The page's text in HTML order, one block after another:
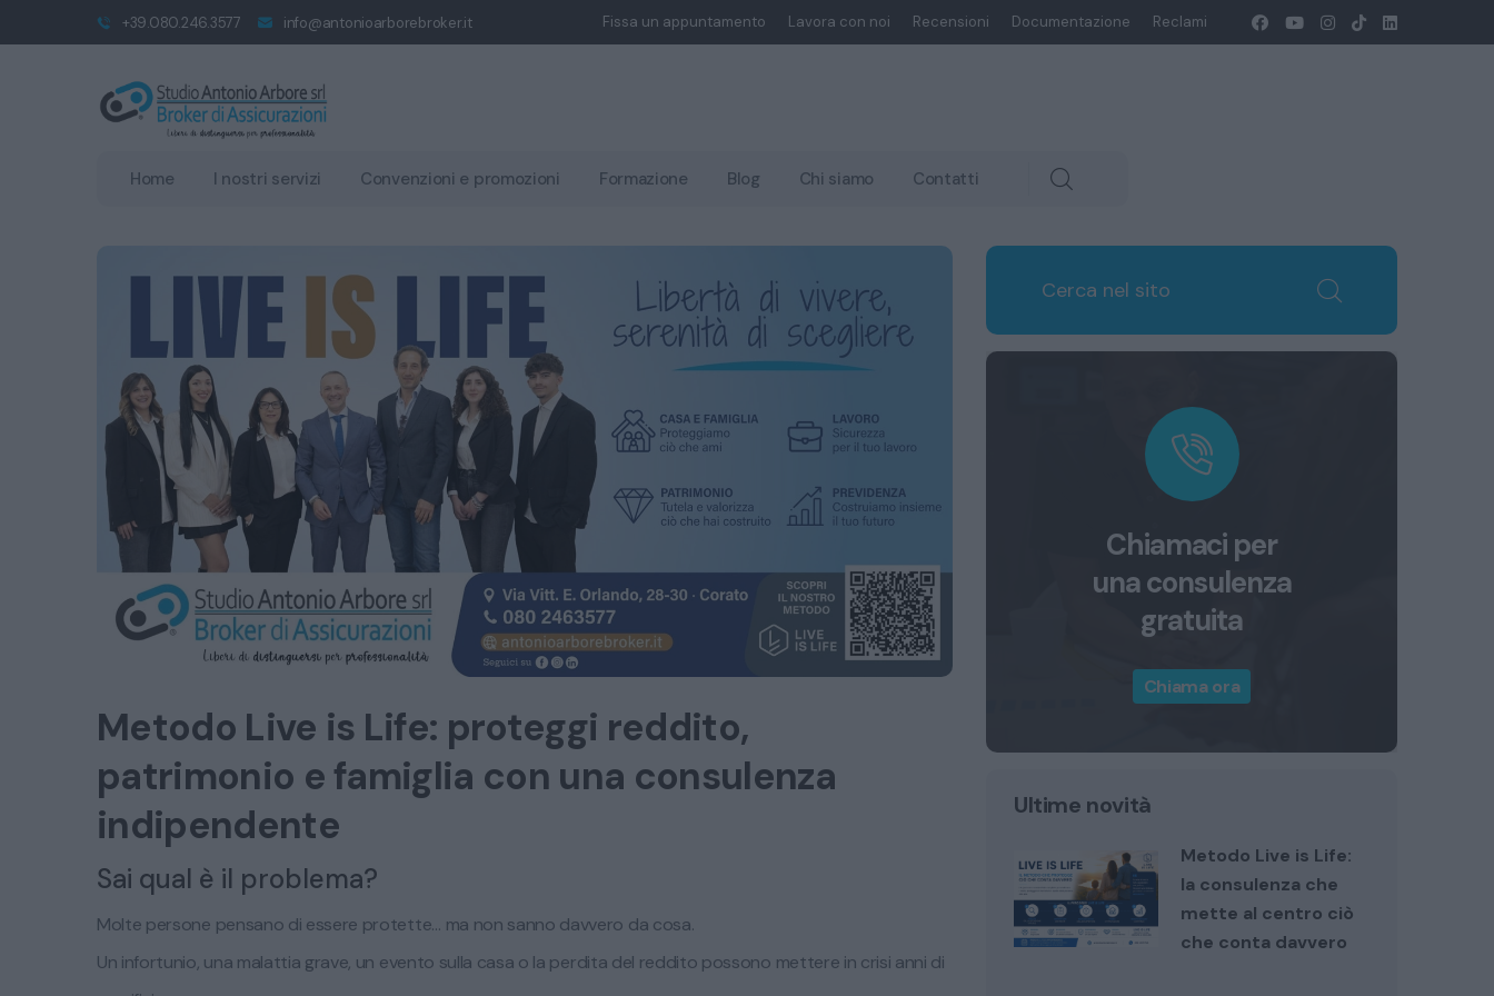
+39.080.246.3577 info@antonioarborebroker.it Fissa un appuntamento Lavora con noi Recensioni Documentazione Reclami
Home I nostri servizi Convenzioni e promozioni Formazione Blog Chi siamo Contatti
Metodo Live is Life: proteggi reddito,
patrimonio e famiglia con una consulenza
indipendente
Sai qual è il problema?
Molte persone pensano di essere protette… ma non sanno davvero da cosa.
Un infortunio, una malattia grave, un evento sulla casa o la perdita del reddito possono mettere in crisi anni di
Chiamaci per
una consulenza
gratuita
Chiama ora
Ultime novità
Metodo Live is Life:
la consulenza che
mette al centro ciò
che conta davvero